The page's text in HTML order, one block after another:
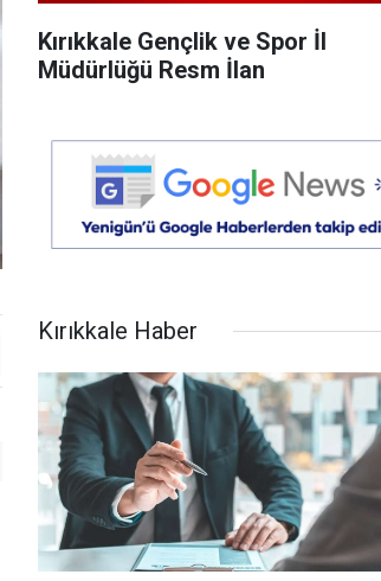
Kırıkkale Gençlik ve Spor İl
Müdürlüğü Resm İlan
Kırıkkale Haber